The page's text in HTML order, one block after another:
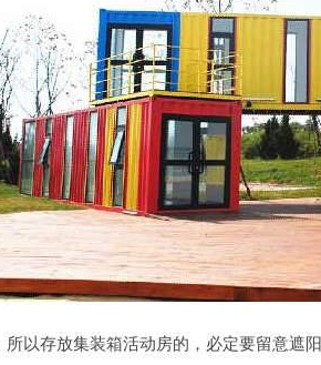
所以存放集装箱活动房的，必定要留意遮